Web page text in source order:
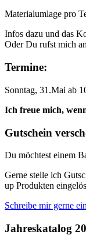
Materialumlage pro
Infos dazu und das
Oder Du rufst mich
Termine:
Sonntag, 31.Mai ab
Ich freue mich,
Gutschein
Du möchtest einem
Gerne stelle ich
up Produkten
Schreibe mir gerne
Jahreskatalog